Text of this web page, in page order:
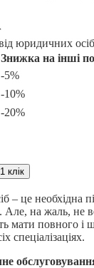
юридичних осіб
Знижка на інші
-5%
-10%
-20%
клік
це необхідна
на жаль, не
мати повного і
спеціалізаціях.